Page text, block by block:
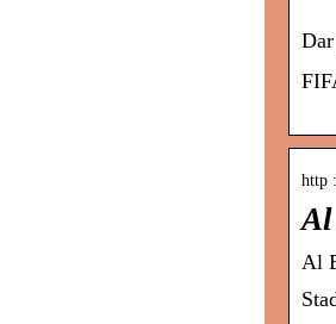
http
Al
Al